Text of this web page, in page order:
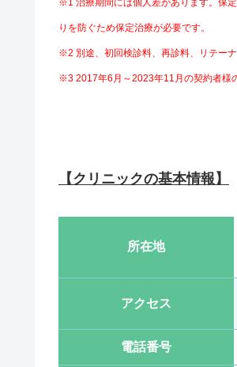
※1 治療期間には個人差があります。保
りを防ぐため保定治療が必要です。
※2 別途、初回検診料、再診料、リテーナ
※3 2017年6月～2023年11月の契約者様
【クリニックの基本情報】
所在地
アクセス
電話番号